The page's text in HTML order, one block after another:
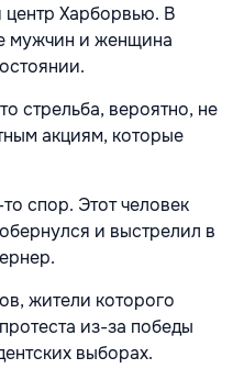
Харборвью. В
мужчин и женщина
стрельба, вероятно, не
акциям, которые
спор. Этот человек
и выстрелил в
жители которого
из-за победы
выборах.